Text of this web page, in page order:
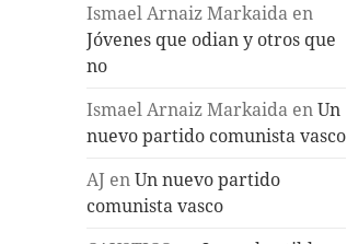
Ismael Arnaiz Markaida en
Jóvenes que odian y otros que
no
Ismael Arnaiz Markaida enUn
nuevo partido comunista vasco
AJ enUn nuevo partido
comunista vasco